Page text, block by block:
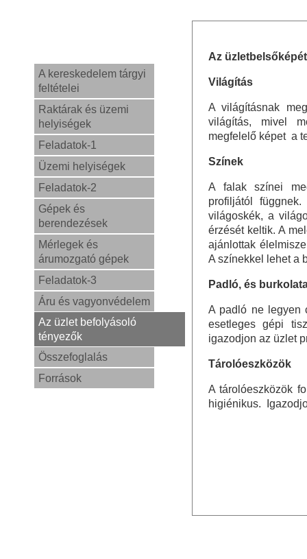
A kereskedelem tárgyi
feltételei
Raktárak és üzemi
helyiségek
Feladatok-1
Üzemi helyiségek
Feladatok-2
Gépek és
berendezések
Mérlegek és
árumozgató gépek
Feladatok-3
Áru és vagyonvédelem
Az üzlet befolyásoló
tényezők
Összefoglalás
Források
Az
Világítás
A világításnak
világítás, mivel
megfelelő képet a
Színek
A falak színei
profiljától
világoskék, a
érzését keltik. A
ajánlottak
A színekkel lehet a
Padló, és
A padló ne legyen
esetleges gépi
igazodjon az üzlet
Tárolóeszközök
A tárolóeszközök
higiénikus.